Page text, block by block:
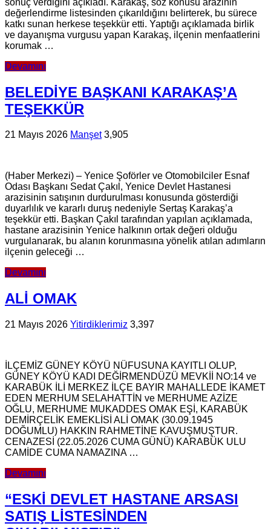
değerlendirme listesinden çıkarıldığını belirterek, bu sürece
katkı sunan herkese teşekkür etti. Yaptığı açıklamada birlik
ve dayanışma vurgusu yapan Karakaş, ilçenin menfaatlerini
korumak …
Devamını
BELEDİYE BAŞKANI KARAKAŞ’A
TEŞEKKÜR
21 Mayıs 2026 Manşet 3,905
(Haber Merkezi) – Yenice Şoförler ve Otomobilciler Esnaf
Odası Başkanı Sedat Çakıl, Yenice Devlet Hastanesi
arazisinin satışının durdurulması konusunda gösterdiği
duyarlılık ve kararlı duruş nedeniyle Sertaş Karakaş’a
teşekkür etti. Başkan Çakıl tarafından yapılan açıklamada,
hastane arazisinin Yenice halkının ortak değeri olduğu
vurgulanarak, bu alanın korunmasına yönelik atılan adımların
ilçenin geleceği …
Devamını
ALİ OMAK
21 Mayıs 2026 Yitirdiklerimiz 3,397
İLÇEMİZ GÜNEY KÖYÜ NÜFUSUNA KAYITLI OLUP,
GÜNEY KÖYÜ KADI DEĞİRMENDÜZÜ MEVKİİ NO:14 ve
KARABÜK İLİ MERKEZ İLÇE BAYIR MAHALLEDE İKAMET
EDEN MERHUM SELAHATTİN ve MERHUME AZİZE
OĞLU, MERHUME MUKADDES OMAK EŞİ, KARABÜK
DEMİRÇELİK EMEKLİSİ ALİ OMAK (30.09.1945
DOĞUMLU) HAKKIN RAHMETİNE KAVUŞMUŞTUR.
CENAZESİ (22.05.2026 CUMA GÜNÜ) KARABÜK ULU
CAMİDE CUMA NAMAZINA …
Devamını
“ESKİ DEVLET HASTANE ARSASI
SATIŞ LİSTESİNDEN